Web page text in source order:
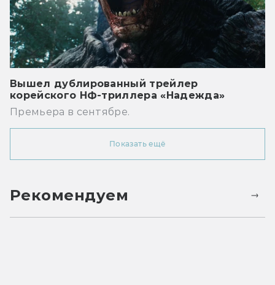
Вышел дублированный трейлер
корейского НФ-триллера «Надежда»
Премьера в сентябре.
Показать ещё
Рекомендуем